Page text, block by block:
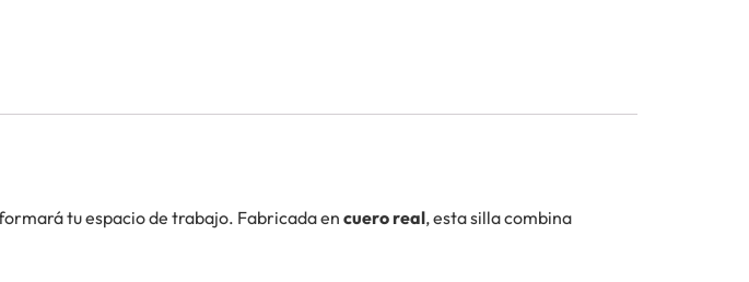
tu espacio de trabajo. Fabricada encuero real, esta silla combina